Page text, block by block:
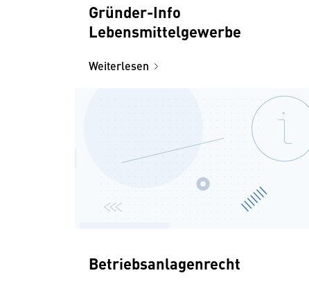
Gründer-Info
Lebensmittelgewerbe
Weiterlesen
Betriebsanlagenrecht